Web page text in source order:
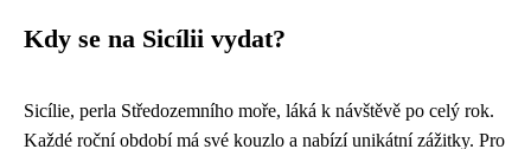
Kdy se na Sicílii vydat?
Sicílie, perla Středozemního moře, láká k návštěvě po celý rok.
Každé roční období má své kouzlo a nabízí unikátní zážitky. Pro